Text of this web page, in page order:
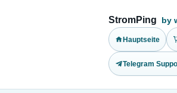
StromPing by
Hauptseite
Telegram